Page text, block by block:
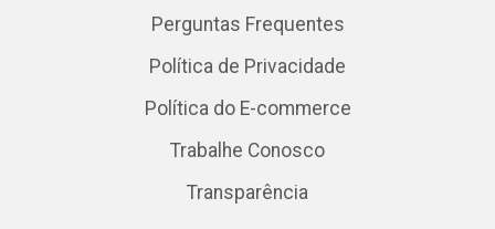
Perguntas Frequentes
Política de Privacidade
Política do E-commerce
Trabalhe Conosco
Transparência